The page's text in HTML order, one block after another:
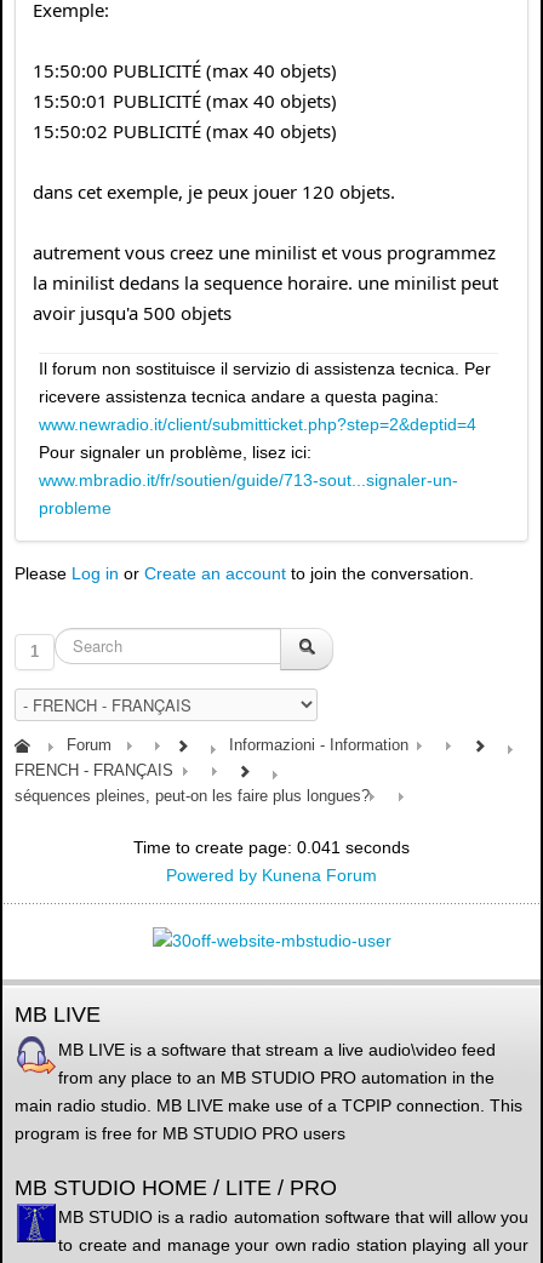
Exemple:
15:50:00 PUBLICITÉ (max 40 objets)
15:50:01 PUBLICITÉ (max 40 objets)
15:50:02 PUBLICITÉ (max 40 objets)
dans cet exemple, je peux jouer 120 objets.
autrement vous creez une minilist et vous programmez
la minilist dedans la sequence horaire. une minilist peut
avoir jusqu'a 500 objets
Il forum non sostituisce il servizio di assistenza tecnica. Per
ricevere assistenza tecnica andare a questa pagina:
www.newradio.it/client/submitticket.php?step=2&deptid=4
Pour signaler un problème, lisez ici:
www.mbradio.it/fr/soutien/guide/713-sout...signaler-un-
probleme
Please Log in or Create an account to join the conversation.
1
Forum
Informazioni - Information
FRENCH - FRANÇAIS
séquences pleines, peut-on les faire plus longues?
Time to create page: 0.041 seconds
Powered by Kunena Forum
MB LIVE
MB LIVE is a software that stream a live audio\video feed
from any place to an MB STUDIO PRO automation in the
main radio studio. MB LIVE make use of a TCPIP connection. This
program is free for MB STUDIO PRO users
MB STUDIO HOME / LITE / PRO
MB STUDIO is a radio automation software that will allow you
to create and manage your own radio station playing all your